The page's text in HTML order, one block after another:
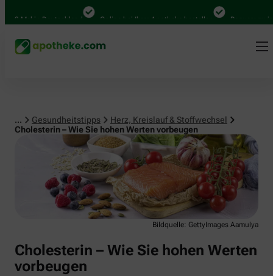
Mal in Deutschland Online bei Ihrer Apotheke bestellen Bequem
... Gesundheitstipps
Herz, Kreislauf & Stoffwechsel
Cholesterin – Wie Sie hohen Werten vorbeugen
Herz, Kreislauf & Stoffwechsel
Bildquelle: GettyImages Aamulya
Cholesterin – Wie Sie hohen Werten
vorbeugen